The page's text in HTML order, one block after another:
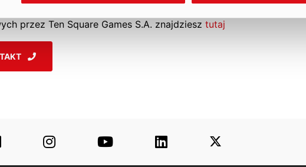
przez Ten Square Games S.A. znajdziesz tutaj